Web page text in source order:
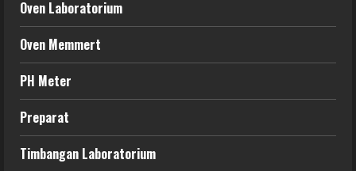
Oven Laboratorium
Oven Memmert
PH Meter
Preparat
Timbangan Laboratorium